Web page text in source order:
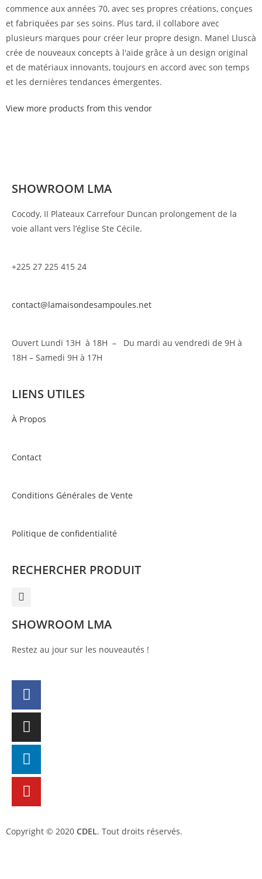
commence aux années 70, avec ses propres créations, conçues
et fabriquées par ses soins. Plus tard, il collabore avec
plusieurs marques pour créer leur propre design. Manel Lluscà
crée de nouveaux concepts à l'aide grâce à un design original
et de matériaux innovants, toujours en accord avec son temps
et les dernières tendances émergentes.
View more products from this vendor
SHOWROOM LMA
Cocody, II Plateaux Carrefour Duncan prolongement de la
voie allant vers l’église Ste Cécile.
+225 27 225 415 24
contact@lamaisondesampoules.net
Ouvert Lundi 13H à 18H – Du mardi au vendredi de 9H à
18H – Samedi 9H à 17H
LIENS UTILES
À Propos
Contact
Conditions Générales de Vente
Politique de confidentialité
RECHERCHER PRODUIT
SHOWROOM LMA
Restez au jour sur les nouveautés !
Copyright © 2020 CDEL. Tout droits réservés.